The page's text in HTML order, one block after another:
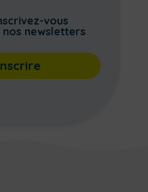
vous
nos newsletters